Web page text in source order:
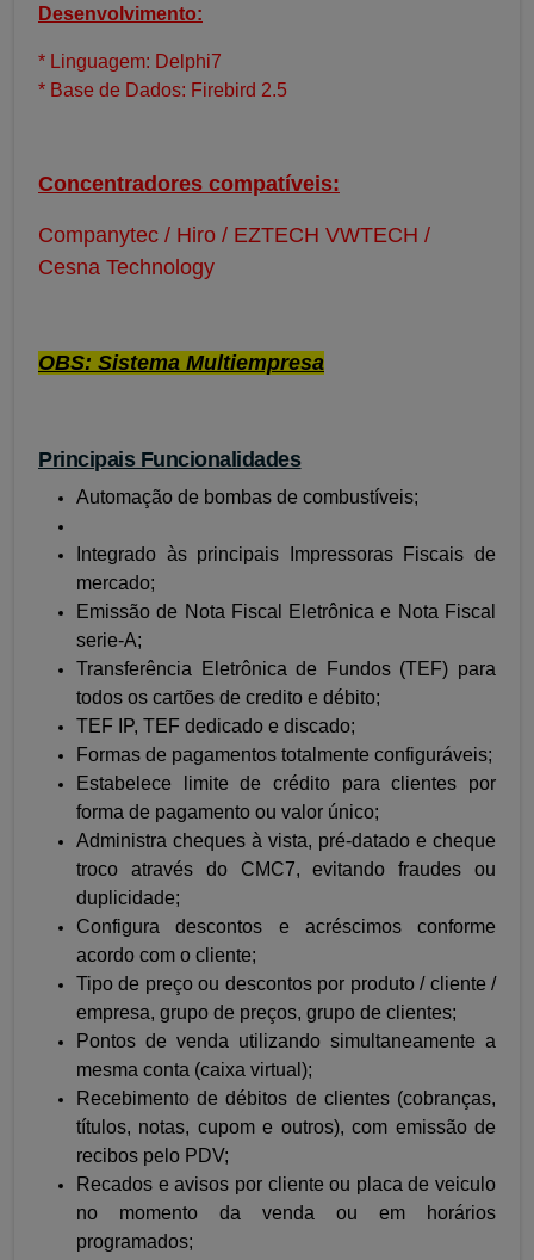
Desenvolvimento:
* Linguagem: Delphi7
* Base de Dados: Firebird 2.5
Concentradores compatíveis:
Companytec / Hiro / EZTECH VWTECH /
Cesna Technology
OBS: Sistema Multiempresa
Principais Funcionalidades
Automação de bombas de combustíveis;
Integrado às principais Impressoras Fiscais de
mercado;
Emissão de Nota Fiscal Eletrônica e Nota Fiscal
serie-A;
Transferência Eletrônica de Fundos (TEF) para
todos os cartões de credito e débito;
TEF IP, TEF dedicado e discado;
Formas de pagamentos totalmente configuráveis;
Estabelece limite de crédito para clientes por
forma de pagamento ou valor único;
Administra cheques à vista, pré-datado e cheque
troco através do CMC7, evitando fraudes ou
duplicidade;
Configura descontos e acréscimos conforme
acordo com o cliente;
Tipo de preço ou descontos por produto / cliente /
empresa, grupo de preços, grupo de clientes;
Pontos de venda utilizando simultaneamente a
mesma conta (caixa virtual);
Recebimento de débitos de clientes (cobranças,
títulos, notas, cupom e outros), com emissão de
recibos pelo PDV;
Recados e avisos por cliente ou placa de veiculo
no momento da venda ou em horários
programados;